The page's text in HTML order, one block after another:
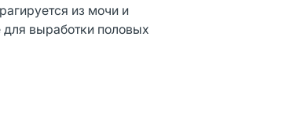
из мочи и
выработки половых